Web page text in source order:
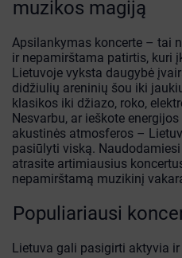
muzikos magiją
Apsilankymas koncerte – tai
ir nepamirštama patirtis, kuri
Lietuvoje vyksta daugybė
didžiulių areninių šou iki
klasikos iki džiazo, roko,
Nesvarbu, ar ieškote
akustinės atmosferos –
pasiūlyti viską.
atrasite artimiausius
nepamirštamą muzikinį
Populiariausi
Lietuva gali pasigirti aktyvia